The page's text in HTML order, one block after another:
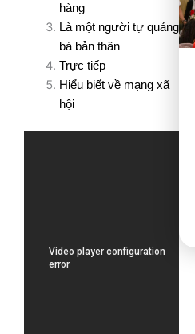
hàng
Là một người tự quảng
bá bản thân
Trực tiếp
Hiểu biết về mạng xã
hội